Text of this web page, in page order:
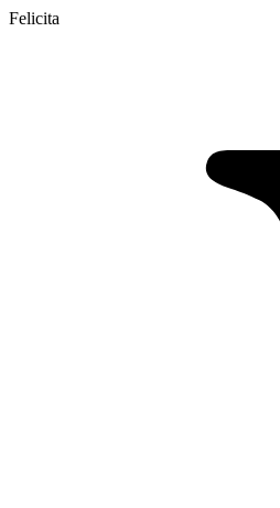
Felicita